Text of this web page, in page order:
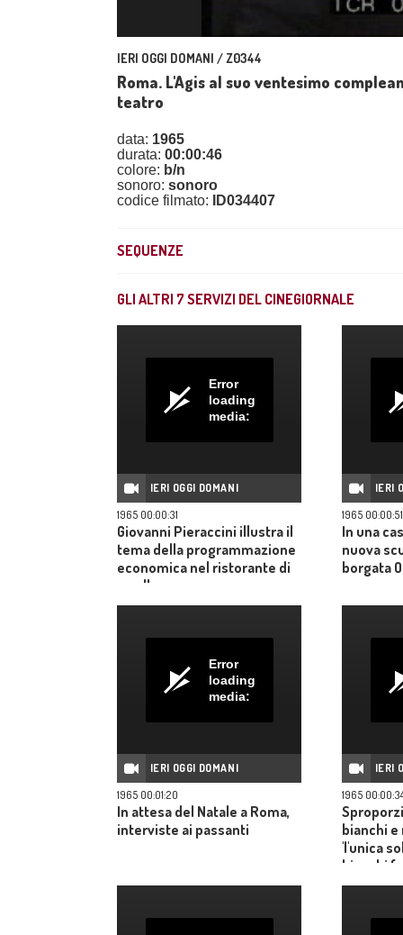
IERI OGGI DOMANI / Z0344
Roma. L'Agis al suo ventesimo
teatro
data: 1965
durata: 00:00:46
colore: b/n
sonoro: sonoro
codice filmato:
ID034407
SEQUENZE
GLI ALTRI 7 SERVIZI DEL CINEGIORNALE
Error
loading
media:
IERI OGGI DOMANI
1965 00:00:31
Giovanni Pieraccini illustra il
tema della programmazione
economica nel ristorante di
un albergo romano
IERI
1965 00:00:51
In una
nuova
borgata
Error
loading
media:
IERI OGGI DOMANI
1965 00:01:20
In attesa del Natale a Roma,
interviste ai passanti
IERI
1965
bianchi e
'l'unica
bianchi